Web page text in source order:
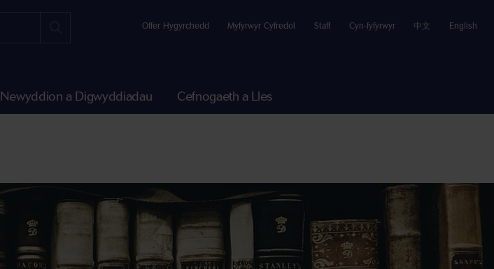
Offer Hygyrchedd Myfyrwyr Cyfredol Staff Cyn-fyfyrwyr 中文 English
Newyddion a Digwyddiadau Cefnogaeth a Lles